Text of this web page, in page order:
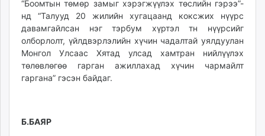
“Боомтын төмөр замыг хэрэгжүүлэх төслийн гэрээ”-
нд “Талууд 20 жилийн хугацаанд коксжих нүүрс
давамгайлсан нэг тэрбум хүртэл тн нүүрсийг
олборлолт, үйлдвэрлэлийн хүчин чадалтай уялдуулан
Монгол Улсаас Хятад улсад хамтран нийлүүлэх
төлөвлөгөө гарган ажиллахад хүчин чармайлт
гаргана” гэсэн байдаг.
Б.БАЯР